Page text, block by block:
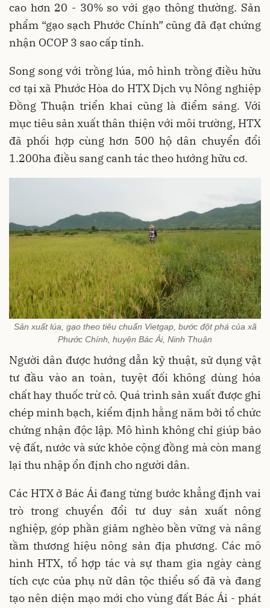
cao hơn 20 - 30% so với gạo thông thường. Sản
phẩm “gạo sạch Phước Chính” cũng đã đạt chứng
nhận OCOP 3 sao cấp tỉnh.
Song song với trồng lúa, mô hình trồng điều hữu
cơ tại xã Phước Hòa do HTX Dịch vụ Nông nghiệp
Đồng Thuận triển khai cũng là điểm sáng. Với
mục tiêu sản xuất thân thiện với môi trường, HTX
đã phối hợp cùng hơn 500 hộ dân chuyển đổi
1.200ha điều sang canh tác theo hướng hữu cơ.
Sản xuất lúa, gạo theo tiêu chuẩn Vietgap, bước đột phá của xã
Phước Chính, huyện Bác Ái, Ninh Thuận
Người dân được hướng dẫn kỹ thuật, sử dụng vật
tư đầu vào an toàn, tuyệt đối không dùng hóa
chất hay thuốc trừ cỏ. Quá trình sản xuất được ghi
chép minh bạch, kiểm định hằng năm bởi tổ chức
chứng nhận độc lập. Mô hình không chỉ giúp bảo
vệ đất, nước và sức khỏe cộng đồng mà còn mang
lại thu nhập ổn định cho người dân.
Các HTX ở Bác Ái đang từng bước khẳng định vai
trò trong chuyển đổi tư duy sản xuất nông
nghiệp, góp phần giảm nghèo bền vững và nâng
tầm thương hiệu nông sản địa phương. Các mô
hình HTX, tổ hợp tác và sự tham gia ngày càng
tích cực của phụ nữ dân tộc thiểu số đã và đang
tạo nên diện mạo mới cho vùng đất Bác Ái - phát